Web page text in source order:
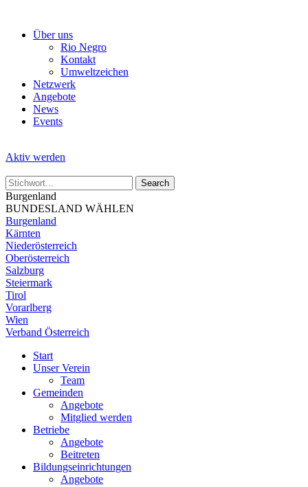
Über uns
Rio Negro
Kontakt
Umweltzeichen
Netzwerk
Angebote
News
Events
Aktiv werden
Burgenland
BUNDESLAND WÄHLEN
Burgenland
Kärnten
Niederösterreich
Oberösterreich
Salzburg
Steiermark
Tirol
Vorarlberg
Wien
Verband Österreich
Start
Unser Verein
Team
Gemeinden
Angebote
Mitglied werden
Betriebe
Angebote
Beitreten
Bildungseinrichtungen
Angebote